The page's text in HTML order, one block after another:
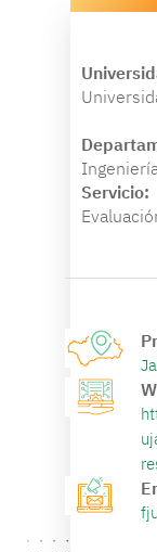
Servicio: